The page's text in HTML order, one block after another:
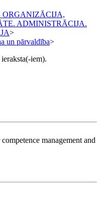
ORGANIZĀCIJA,
ADMINISTRĀCIJA.
>
un pārvaldība>
iem).
management and